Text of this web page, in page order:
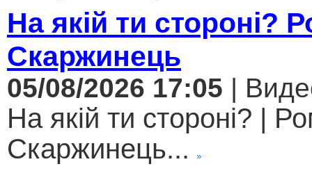
На якій ти стороні?
Скаржинець
05/08/2026 17:05 |
На якій ти стороні? |
Скаржинець...